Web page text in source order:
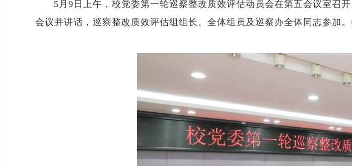
5月9日上午，校党委第一轮巡察整改质效评估动员会在第五会议室召
会议并讲话，巡察整改质效评估组组长、全体组员及巡察办全体同志参加